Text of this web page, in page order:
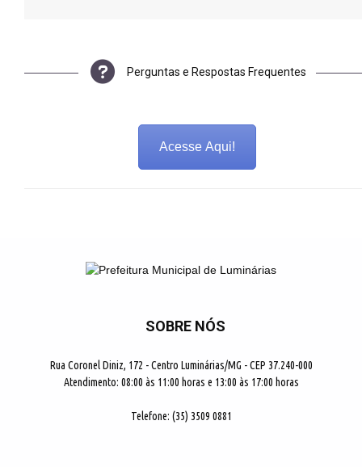
Perguntas e Respostas Frequentes
Acesse Aqui!
SOBRE NÓS
Rua Coronel Diniz, 172 - Centro Luminárias/MG - CEP 37.240-000
Atendimento: 08:00 às 11:00 horas e 13:00 às 17:00 horas
Telefone: (35) 3509 0881